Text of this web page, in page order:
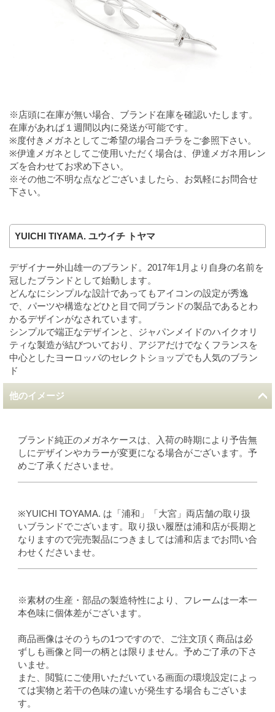
※店頭に在庫が無い場合、ブランド在庫を確認いたします。
在庫があれば１週間以内に発送が可能です。
※度付きメガネとしてご希望の場合コチラ をご参照下さい。
※伊達メガネとしてご使用いただく場合は、伊達メガネ用レン
ズを合わせてお求め下さい。
※その他ご不明な点などございましたら、お気軽にお問合せ
下さい。
YUICHI TIYAMA. ユウイチ トヤマ
デザイナー外山雄一のブランド。2017年1月より自身の名前を
冠したブランドとして始動します。
どんなにシンプルな設計であってもアイコンの設定が秀逸
で、パーツや構造などひと目で同ブランドの製品であるとわ
かるデザインがなされています。
シンプルで端正なデザインと、ジャパンメイドのハイクオリ
ティな製造が結びついており、アジアだけでなくフランスを
中心としたヨーロッパのセレクトショップでも人気のブラン
ド
他のイメージ
ブランド純正のメガネケースは、入荷の時期により予告無
しにデザインやカラーが変更になる場合がございます。予
めご了承くださいませ。
※YUICHI TOYAMA. は「浦和」「大宮」両店舗の取り扱
いブランドでございます。取り扱い履歴は浦和店が長期と
なりますので完売製品につきましては浦和店までお問い合
わせくださいませ。
※素材の生産・部品の製造特性により、フレームは一本一
本色味に個体差がございます。
商品画像はそのうちの1つですので、ご注文頂く商品は必
ずしも画像と同一の柄とは限りません。予めご了承の下さ
いませ。
また、閲覧にご使用いただいている画面の環境設定によっ
ては実物と若干の色味の違いが発生する場合もございま
す。